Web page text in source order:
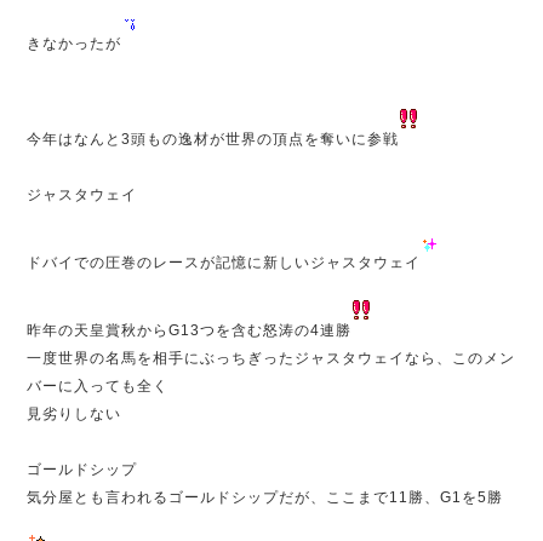
きなかったが
今年はなんと3頭もの逸材が世界の頂点を奪いに参戦
ジャスタウェイ
ドバイでの圧巻のレースが記憶に新しいジャスタウェイ
昨年の天皇賞秋からG13つを含む怒涛の4連勝
一度世界の名馬を相手にぶっちぎったジャスタウェイなら、このメン
バーに入っても全く
見劣りしない
ゴールドシップ
気分屋とも言われるゴールドシップだが、ここまで11勝、G1を5勝